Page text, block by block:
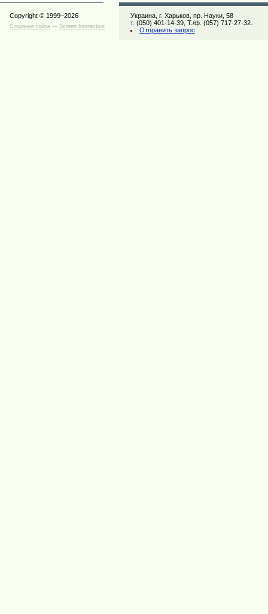
Copyright © 1999–2026
Создание сайта — Screen Interactive
Украина, г. Харьков, пр. Науки, 58
т. (050) 401-14-39, Т./ф. (057) 717-27-32.
Отправить запрос